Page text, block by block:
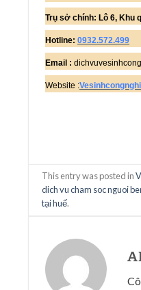
Trụ sở chính: Lô 6, Khu
Hotline: 0932.572.499
Email :
Website :
This entry was posted in
dich vu cham soc nguoi
tại huế.